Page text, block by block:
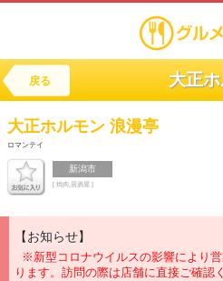
戻る 大正
大正ホルモン 浪漫亭
ロマンテイ
新潟市
[ 焼肉,居酒屋 ]
【お知らせ】
※新型コロナウイルスの影響により
ります。訪問の際は店舗に直接ご確認